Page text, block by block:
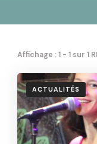
Affichage : 1 - 1 sur 1
ACTUALITÉS